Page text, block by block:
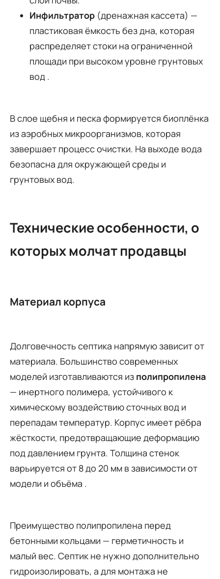
Инфильтратор (дренажная кассета) —
пластиковая ёмкость без дна, которая
распределяет стоки на ограниченной
площади при высоком уровне грунтовых
вод .
В слое щебня и песка формируется биоплёнка
из аэробных микроорганизмов, которая
завершает процесс очистки. На выходе вода
безопасна для окружающей среды и
грунтовых вод.
Технические особенности, о
которых молчат продавцы
Материал корпуса
Долговечность септика напрямую зависит от
материала. Большинство современных
моделей изготавливаются из полипропилена
— инертного полимера, устойчивого к
химическому воздействию сточных вод и
перепадам температур. Корпус имеет рёбра
жёсткости, предотвращающие деформацию
под давлением грунта. Толщина стенок
варьируется от 8 до 20 мм в зависимости от
модели и объёма .
Преимущество полипропилена перед
бетонными кольцами — герметичность и
малый вес. Септик не нужно дополнительно
гидроизолировать, а для монтажа не